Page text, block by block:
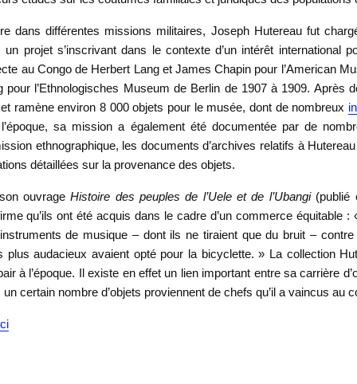
dans différentes missions militaires, Joseph Hutereau fut
projet s’inscrivant dans le contexte d’un intérêt international
au Congo de Herbert Lang et James Chapin pour l’American
pour l’Ethnologisches Museum de Berlin de 1907 à 1909. Après
ramène environ 8 000 objets pour le musée, dont de nombreux
sa mission a également été documentée par de
ethnographique, les documents d’archives relatifs à
détaillées sur la provenance des objets.
ouvrageHistoire des peuples de l’Uele et de l’Ubangi (publié
qu’ils ont été acquis dans le cadre d’un commerce
de musique – dont ils ne tiraient que du bruit –
audacieux avaient opté pour la bicyclette. » La collection
à l’époque. Il existe en effet un lien important entre sa carrière
certain nombre d’objets proviennent de chefs qu’il a vaincus au